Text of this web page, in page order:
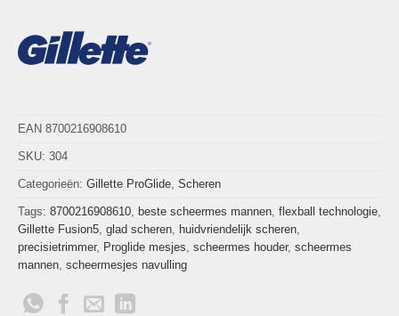
EAN 8700216908610
SKU: 304
Categorieën: Gillette ProGlide Scheren
Tags: 8700216908610 beste scheermes mannen flexball technologie
Gillette Fusion5 glad scheren huidvriendelijk scheren
precisietrimmer, Proglide mesjes scheermes houder, scheermes
mannen scheermesjes navulling